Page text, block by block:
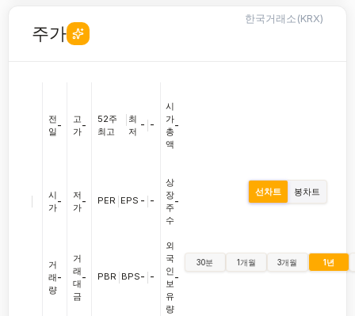
주가
한국거래소(KRX)
전
일
-
시
가
-
거
래
량
-
고
가
-
저
가
-
거
래
대
금
-
52주
최고
최
저
- -
PER EPS - -
PBR BPS- -
시
가
총
액
-
상
장
주
수
-
외
국
인
보
유
량
-
선차트 봉차트
30분 1개월 3개월 1년